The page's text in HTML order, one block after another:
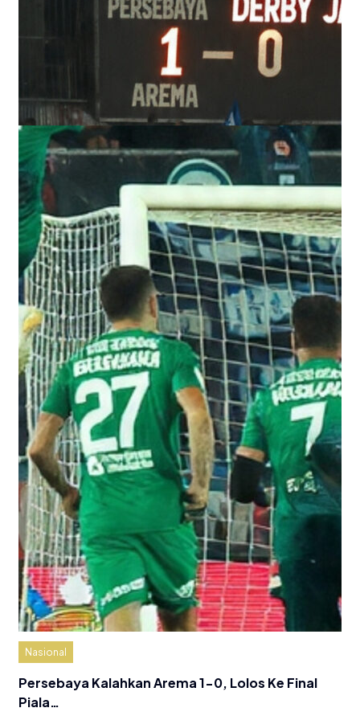
Nasional
Persebaya Kalahkan Arema 1-0, Lolos Ke Final
Piala…